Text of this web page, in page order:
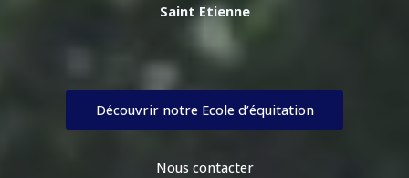
Saint Etienne
Découvrir notre Ecole d’équitation
Nous contacter